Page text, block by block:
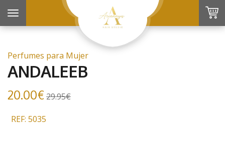
Toggle
navigation
Perfumes para Mujer
ANDALEEB
20.00€ 29.95€
REF: 5035